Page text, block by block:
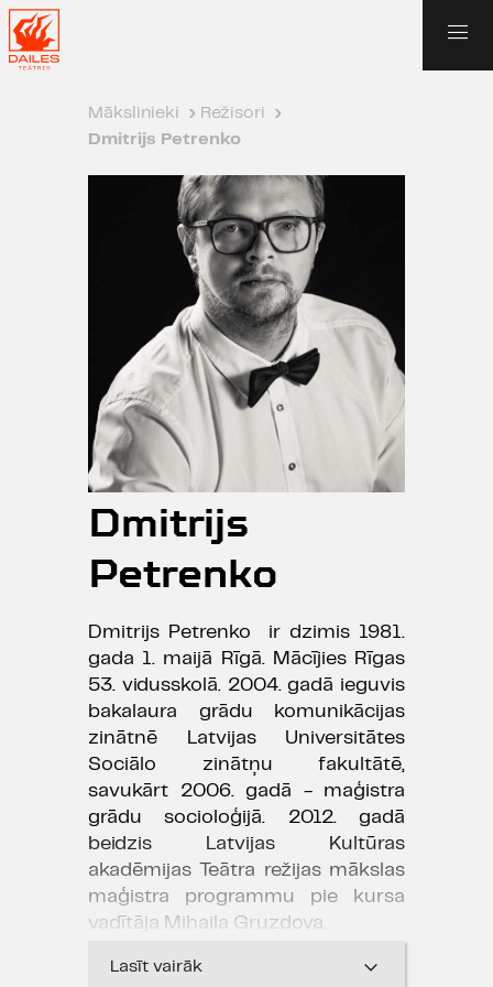
Mākslinieki › Režisori
›
Dmitrijs Petrenko
Dmitrijs
Petrenko
Dmitrijs Petrenko ir dzimis 1981.
gada 1. maijā Rīgā. Mācījies Rīgas
53. vidusskolā. 2004. gadā ieguvis
bakalaura grādu komunikācijas
zinātnē Latvijas Universitātes
Sociālo zinātņu fakultātē,
savukārt 2006. gadā - maģistra
grādu socioloģijā. 2012. gadā
beidzis Latvijas Kultūras
akadēmijas Teātra režijas mākslas
maģistra programmu pie kursa
vadītāja Mihaila Gruzdova.
Kā aktieris piedalījies vairākās
Lasīt vairāk